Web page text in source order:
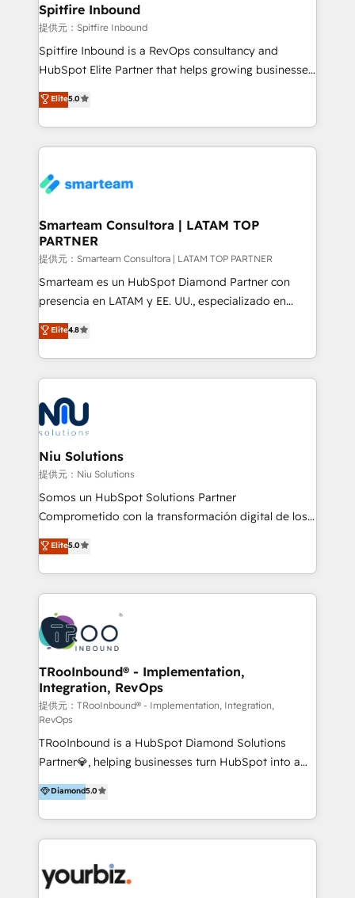
Spitfire Inbound
提供元：Spitfire Inbound
Spitfire Inbound is a RevOps consultancy and
HubSpot Elite Partner that helps growing businesses
design predictable, scalable revenue-driving
strategies. With offices in South Africa and London,
we take a RevOps-led approach that aligns sales,
marketing & service, breaks down silos, and gives
confidence. We deliver end to end strategy and
and technology around a single source of truth to
support sustainable growth and better decision-
making. Working with clients locally and globally, our
expertise includes HubSpot onboarding and CRM
implementation, automation, sales and customer
and data-driven campaigns. Winners of the first
Global HEART Award, Yamini Rogan, CEO of
Connect with us to see how we can do better and be
better together 🏆
Elite5.0
Smarteam Consultora | LATAM TOP
PARTNER
提供元：Smarteam Consultora | LATAM TOP PARTNER
Smarteam es un HubSpot Diamond Partner con
presencia en LATAM y EE. UU., especializado en
implementaciones de HubSpot, integraciones API y
optimización de procesos comerciales con IA. Con
más de 6 años de experiencia, hemos liderado 100+
implementaciones conectando HubSpot con SAP,
ERPs, e-commerce, plataformas financieras,
WhatsApp y sistemas logísticos. Nuestro equipo
multicultural trabaja en español, inglés y portugués,
uniendo visión estratégica y excelencia técnica para
generar resultados medibles. Apoyamos a empresas
de construcción, educación, tecnología, retail, e-
commerce, salud, financieras, seguros y servicios,
tomar decisiones basadas en datos. 🌎 Highlights:
5+ años como partner HubSpot 100+
LATAM 2025 🏆 Impulsamos crecimiento con CRM +
IA en múltiples industrias. 👉 ¿Listo para transformar
Elite4.8
Niu Solutions
提供元：Niu Solutions
Somos un HubSpot Solutions Partner
Comprometido con la transformación digital de los
procesos comerciales de las empresas en
Latinoamérica, con un enfoque en Marketing, Ventas
y Servicio al Cliente. Somos un equipo de trabajo
multidisciplinario de alto rendimiento, con
conocimiento y experiencia enfocado en: 1.
Optimizar la eficiencia operativa de nuestros
clientes 2. Mejorar la experiencia del cliente 3.
Asegurar resultados medibles Nos especializamos
en bancos, seguros, e-commerce, Desarrolladores
Inmobiliarios y Empresas Distribuidoras de
Productos
Elite5.0
TRooInbound® - Implementation,
Integration, RevOps
提供元：TRooInbound® - Implementation, Integration,
RevOps
TRooInbound is a HubSpot Diamond Solutions
Partner💎, helping businesses turn HubSpot into a
scalable growth engine. We work with startups, mid-
market, and enterprise teams to maximize
HubSpot’s full potential through: 💎HubSpot Audits,
Management & Optimization 💎RevOps-powered
Brand Development, Growth Strategy, AI SEO &
Diamond5.0